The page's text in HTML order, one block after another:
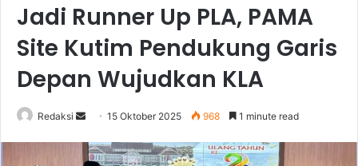
Jadi Runner Up PLA, PAMA
Site Kutim Pendukung Garis
Depan Wujudkan KLA
Redaksi
Send
email
15 Oktober 2025 968 1 minute read